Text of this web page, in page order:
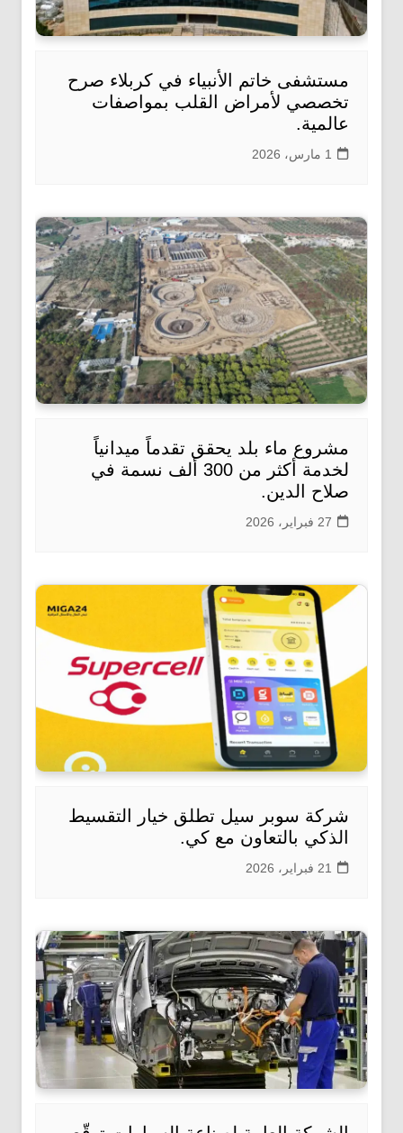
مستشفى خاتم الأنبياء في كربلاء صرح
تخصصي لأمراض القلب بمواصفات
عالمية.
1 مارس، 2026
مشروع ماء بلد يحقق تقدماً ميدانياً
لخدمة أكثر من 300 ألف نسمة في
صلاح الدين.
27 فبراير، 2026
شركة سوبر سيل تطلق خيار التقسيط
الذكي بالتعاون مع كي.
21 فبراير، 2026